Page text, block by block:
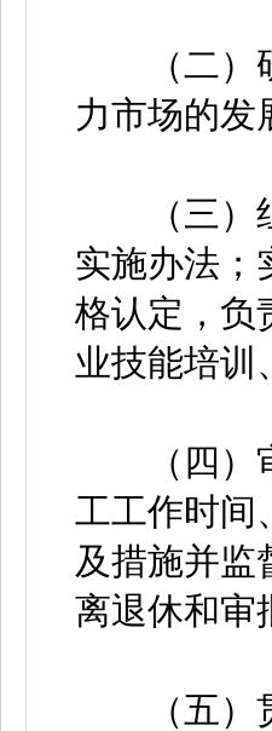
（二）研
力市场的发
（三）组
实施办法；
格认定，负
业技能培训
（四）审
工工作时间
及措施并监
离退休和审
（五）贯